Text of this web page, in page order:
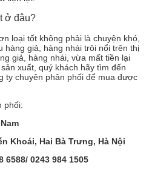
ở đâu?
loại tốt không phải là chuyện khó,
hàng giả, hàng nhái trôi nổi trên thị
giả, hàng nhái, vừa mất tiền lại
xuất, quý khách hãy tìm đến
ty chuyên phân phối để mua được
phối:
Khoái, Hai Bà Trưng, Hà Nội
6588/ 0243 984 1505